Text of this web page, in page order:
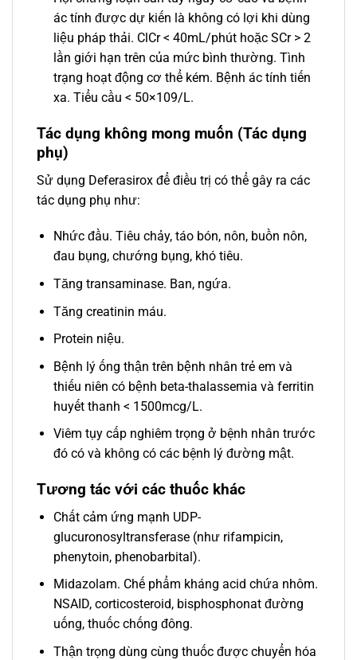
ác tính được dự kiến là không có lợi khi dùng
liệu pháp thải. ClCr < 40mL/phút hoặc SCr > 2
lần giới hạn trên của mức bình thường. Tình
trạng hoạt động cơ thể kém. Bệnh ác tính tiến
xa. Tiểu cầu < 50×109/L.
Tác dụng không mong muốn (Tác dụng
phụ)
Sử dụng Deferasirox để điều trị có thể gây ra các
tác dụng phụ như:
Nhức đầu. Tiêu chảy, táo bón, nôn, buồn nôn,
đau bụng, chướng bụng, khó tiêu.
Tăng transaminase. Ban, ngứa.
Tăng creatinin máu.
Protein niệu.
Bệnh lý ống thận trên bệnh nhân trẻ em và
thiếu niên có bệnh beta-thalassemia và ferritin
huyết thanh < 1500mcg/L.
Viêm tụy cấp nghiêm trọng ở bệnh nhân trước
đó có và không có các bệnh lý đường mật.
Tương tác với các thuốc khác
Chất cảm ứng mạnh UDP-
glucuronosyltransferase (như rifampicin,
phenytoin, phenobarbital).
Midazolam. Chế phẩm kháng acid chứa nhôm.
NSAID, corticosteroid, bisphosphonat đường
uống, thuốc chống đông.
Thận trọng dùng cùng thuốc được chuyển hóa